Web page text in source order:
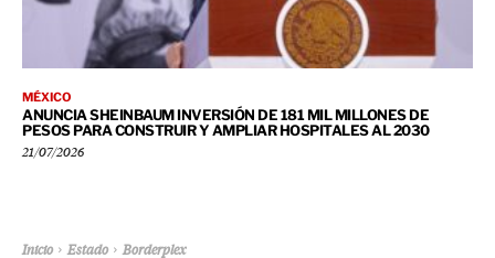
MÉXICO
ANUNCIA SHEINBAUM INVERSIÓN DE 181 MIL MILLONES DE
PESOS PARA CONSTRUIR Y AMPLIAR HOSPITALES AL 2030
21/07/2026